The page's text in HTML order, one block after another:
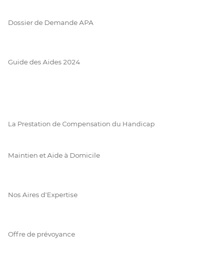
Dossier de Demande APA
Guide des Aides 2024
La Prestation de Compensation du Handicap
Maintien et Aide à Domicile
Nos Aires d'Expertise
Offre de prévoyance